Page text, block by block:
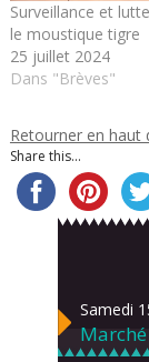
Surveillance et
le moustique tigre
25 juillet 2024
Dans "Brèves"
Retourner en haut
Share this...
Samedi